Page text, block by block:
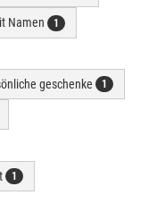
Namen 1
geschenke 1
1